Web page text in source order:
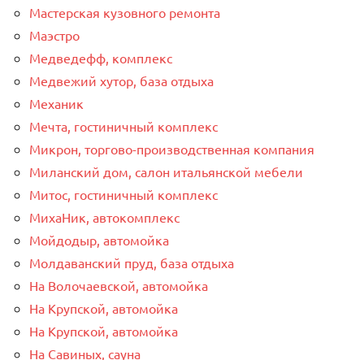
Мастерская кузовного ремонта
Маэстро
Медведефф, комплекс
Медвежий хутор, база отдыха
Механик
Мечта, гостиничный комплекс
Микрон, торгово-производственная компания
Миланский дом, салон итальянской мебели
Митос, гостиничный комплекс
МихаНик, автокомплекс
Мойдодыр, автомойка
Молдаванский пруд, база отдыха
На Волочаевской, автомойка
На Крупской, автомойка
На Крупской, автомойка
На Савиных, сауна